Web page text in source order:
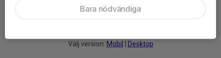
Välj version: Mobil Desktop
Bara nödvändiga